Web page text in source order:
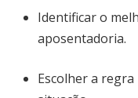
Identificar o
aposentadoria.
Escolher a